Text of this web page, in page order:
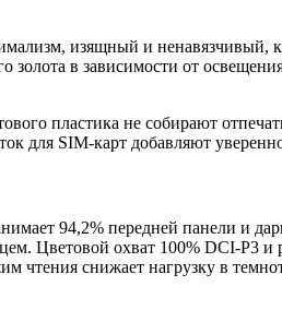
изящный и ненавязчивый,
золота в зависимости от
пластика не собирают
для SIM-карт добавляют
94,2% передней панели и
Цветовой охват 100% DCI-P3
чтения снижает нагрузку в